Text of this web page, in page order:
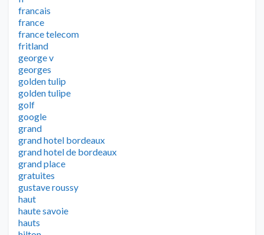
francais
france
france telecom
fritland
george v
georges
golden tulip
golden tulipe
golf
google
grand
grand hotel bordeaux
grand hotel de bordeaux
grand place
gratuites
gustave roussy
haut
haute savoie
hauts